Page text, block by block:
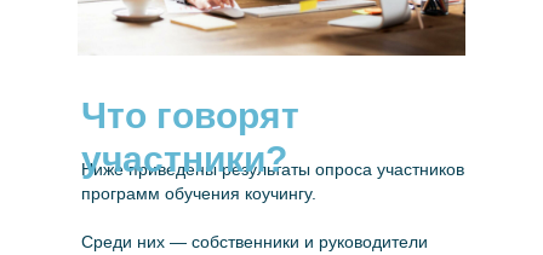
Ниже приведены результаты опроса участников
программ обучения коучингу.
Среди них — собственники и руководители
Что говорят
участники?